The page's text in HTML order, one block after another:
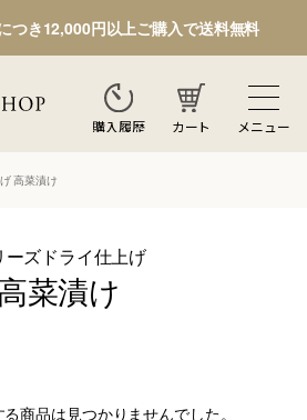
つき12,000円以上ご購入で送料無料
購入履歴 カート メニュー
高菜漬け
ーズドライ仕上げ
菜漬け
商品は見つかりませんでした。